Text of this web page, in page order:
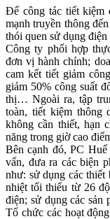
Để công tác tiết kiệm
mạnh truyền thông
thói quen sử dụng điện
Công ty phối hợp
đơn vị hành chính;
cam kết tiết giảm
giảm 50% công suất
thị… Ngoài ra, tập
toàn, tiết kiệm thông
không cần thiết, hạn
năng trong giờ cao
Bên cạnh đó, PC
vấn, đưa ra các biện
như: sử dụng các
nhiệt tối thiểu từ 26
điện; sử dụng các
Tổ chức các hoạt